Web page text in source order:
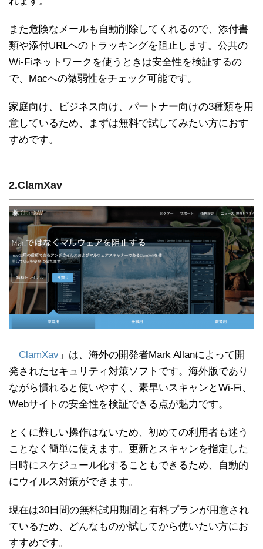
また危険なメールも自動削除してくれるので、添付書
類や添付URLへのトラッキングを阻止します。公共の
Wi-Fiネットワークを使うときは安全性を検証するの
で、Macへの微弱性をチェック可能です。
家庭向け、ビジネス向け、パートナー向けの3種類を用
意しているため、まずは無料で試してみたい方におす
すめです。
2.ClamXav
「 ClamXav 」は、海外の開発者Mark Allanによって開
発されたセキュリティ対策ソフトです。海外版であり
ながら慣れると使いやすく、素早いスキャンとWi-Fi、
Webサイトの安全性を検証できる点が魅力です。
とくに難しい操作はないため、初めての利用者も迷う
ことなく簡単に使えます。更新とスキャンを指定した
日時にスケジュール化することもできるため、自動的
にウイルス対策ができます。
現在は30日間の無料試用期間と有料プランが用意され
ているため、どんなものか試してから使いたい方にお
すすめです。